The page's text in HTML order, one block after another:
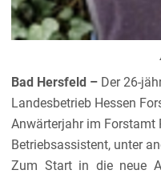
Bad Hersfeld – Der 26-
Landesbetrieb Hessen
Anwärterjahr im Forstamt
Betriebsassistent, unter
Zum Start in die neue